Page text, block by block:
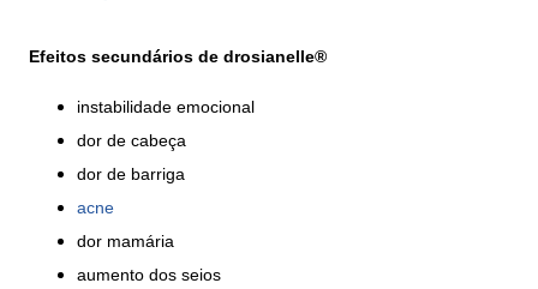
Efeitos secundários de drosianelle®
instabilidade emocional
dor de cabeça
dor de barriga
acne
dor mamária
aumento dos seios